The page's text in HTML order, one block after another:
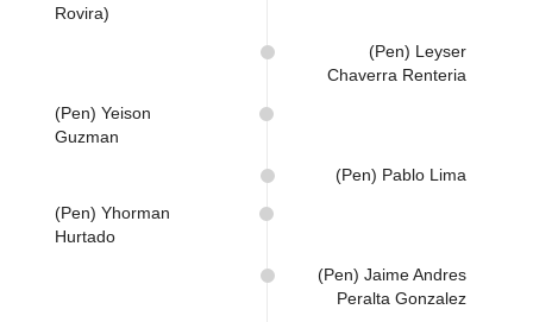
Rovira)
(Pen) Leyser
Chaverra Renteria
(Pen) Yeison
Guzman
(Pen) Pablo Lima
(Pen) Yhorman
Hurtado
(Pen) Jaime Andres
Peralta Gonzalez